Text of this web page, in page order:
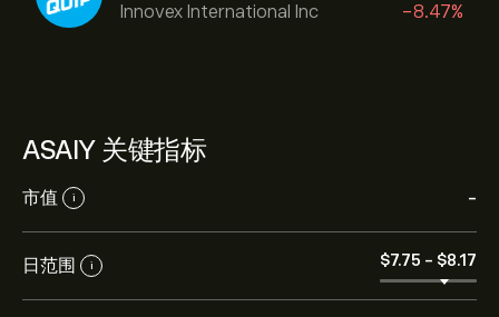
Innovex International Inc
-8.47%
ASAIY 关键指标
市值 i -
日范围 i ‎$‎7.75 - ‎$‎8.17